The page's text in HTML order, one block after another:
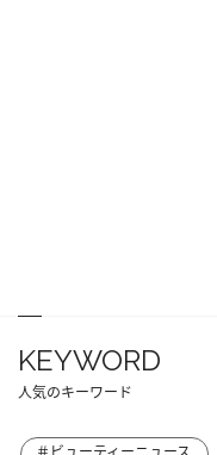
KEYWORD
人気のキーワード